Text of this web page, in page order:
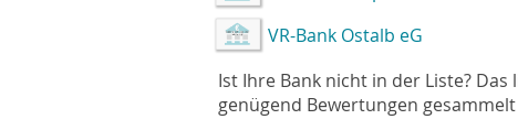
VR-Bank Ostalb eG
Ist Ihre Bank nicht in der Liste?
genügend Bewertungen